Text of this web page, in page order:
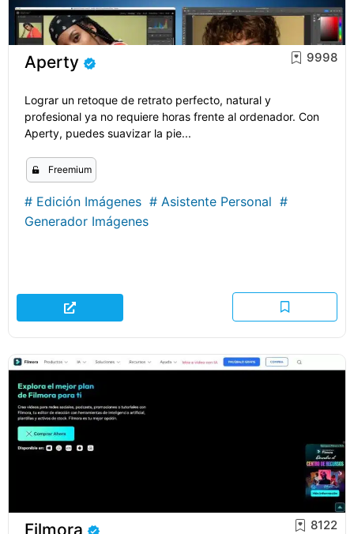
Aperty 9998
Lograr un retoque de retrato perfecto, natural y
profesional ya no requiere horas frente al ordenador. Con
Aperty, puedes suavizar la pie...
Freemium
# Edición Imágenes # Asistente Personal #
Generador Imágenes
Filmora 8122